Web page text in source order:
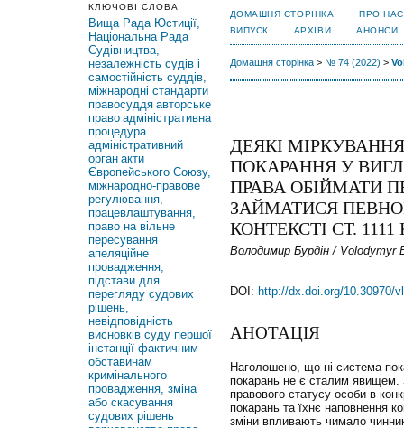
КЛЮЧОВІ СЛОВА
Вища Рада Юстиції,
Національна Рада
Судівництва,
незалежність судів і
самостійність суддів,
міжнародні стандарти
правосуддя авторське
право адміністративна
процедура
адміністративний
орган акти
Європейського Союзу,
міжнародно-правове
регулювання,
працевлаштування,
право на вільне
пересування
апеляційне
провадження,
підстави для
перегляду судових
рішень,
невідповідність
висновків суду першої
інстанції фактичним
обставинам
кримінального
провадження, зміна
або скасування
судових рішень
ДОМАШНЯ СТОРІНКА
ПРО НАС
ВИПУСК
АРХІВИ АНОНСИ
Домашня сторінка> № 74 (2022) >
ДЕЯКІ
ПОКАРАННЯ У
ПРАВА ОБІЙМАТИ
ЗАЙМАТИСЯ
КОНТЕКСТІ СТ.
Володимир Бурдін / Volodymyr
DOI: http://dx.doi.org/10.30970/
АНОТАЦІЯ
Наголошено, що ні система
покарань не є сталим явищем.
правового статусу особи в
покарань та їхнє наповнення
зміни впливають чимало